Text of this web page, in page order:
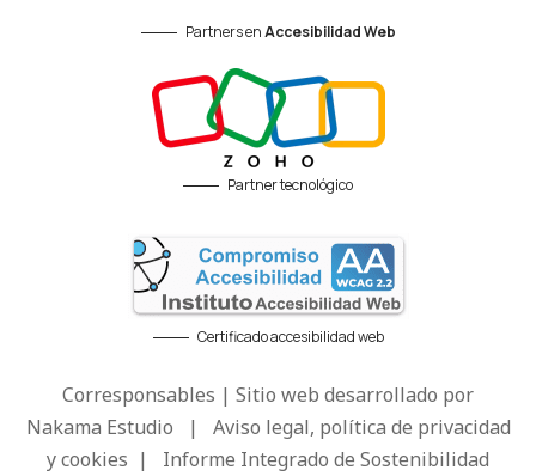
Partners enAccesibilidad Web
Partner tecnológico
Certificado accesibilidad web
Corresponsables | Sitio web desarrollado por
Nakama Estudio | Aviso legal, política de privacidad
y cookies | Informe Integrado de Sostenibilidad